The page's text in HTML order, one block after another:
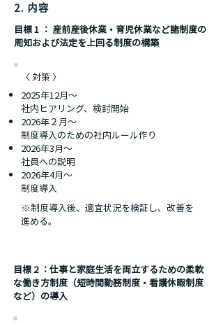
2. 内容
目標 1 ： 産前産後休業・育児休業など諸制度の
周知および法定を上回る制度の構築
〈 対策 〉
2025年12月～
社内ヒアリング、検討開始
2026年２月～
制度導入のための社内ルール作り
2026年3月～
社員への説明
2026年4月～
制度導入
※制度導入後、適宜状況を検証し、改善を
進める。
目標 2 ：仕事と家庭生活を両立するための柔軟
な働き方制度（短時間勤務制度・看護休暇制度
など）の導入